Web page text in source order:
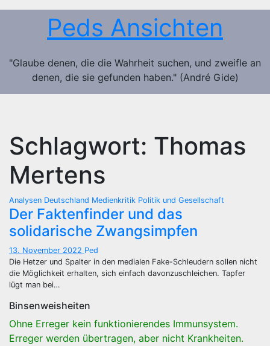
Zum
Peds Ansichten
"Glaube denen, die die Wahrheit suchen, und zweifle an
denen, die sie gefunden haben." (André Gide)
Schlagwort: Thomas
Mertens
Analysen Deutschland Medienkritik Politik und Gesellschaft
Der Faktenfinder und das
solidarische Zwangsimpfen
13. November 2022 Ped
Die Hetzer und Spalter in den medialen Fake-Schleudern sollen nicht
die Möglichkeit erhalten, sich einfach davonzuschleichen. Tapfer
lügt man bei…
Binsenweisheiten
Ohne Erreger kein funktionierendes Immunsystem.
Erreger werden übertragen, aber nicht Krankheiten.